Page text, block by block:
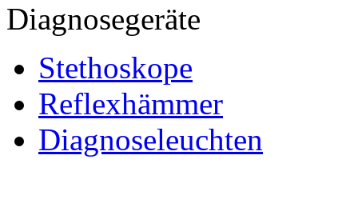
Diagnosegeräte
Stethoskope
Reflexhämmer
Diagnoseleuchten